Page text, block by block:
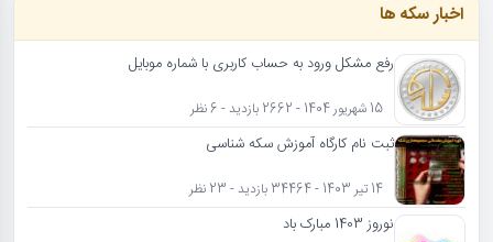
اخبار سکه ها
رفع مشکل ورود به حساب کاربری با شماره موبایل
15 شهریور 1404 - 2662 بازدید - 6 نظر
ثبت نام کارگاه آموزش سکه شناسی
14 تیر 1403 - 34464 بازدید - 23 نظر
نوروز 1403 مبارک باد